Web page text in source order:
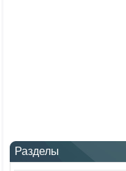
Разделы